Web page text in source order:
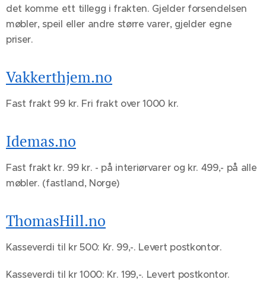
det komme ett tillegg i frakten. Gjelder forsendelsen
møbler, speil eller andre større varer, gjelder egne
priser.
Vakkerthjem.no
Fast frakt 99 kr. Fri frakt over 1000 kr.
Idemas.no
Fast frakt kr. 99 kr. - på interiørvarer og kr. 499,- på alle
møbler. (fastland, Norge)
ThomasHill.no
Kasseverdi til kr 500: Kr. 99,-. Levert postkontor.
Kasseverdi til kr 1000: Kr. 199,-. Levert postkontor.